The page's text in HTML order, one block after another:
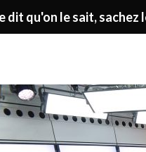
dit qu'on le sait, sachez